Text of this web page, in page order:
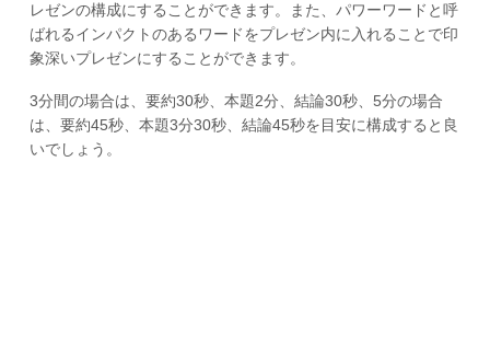
レゼンの構成にすることができます。また、パワーワードと呼
ばれるインパクトのあるワードをプレゼン内に入れることで印
象深いプレゼンにすることができます。
3分間の場合は、要約30秒、本題2分、結論30秒、5分の場合
は、要約45秒、本題3分30秒、結論45秒を目安に構成すると良
いでしょう。